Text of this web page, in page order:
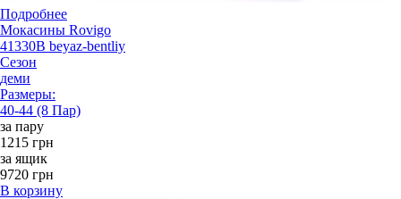
Подробнее
Мокасины Rovigo
41330B beyaz-bentliy
Сезон
деми
Размеры:
40-44 (8 Пар)
за пару
1215 грн
за ящик
9720 грн
В корзину